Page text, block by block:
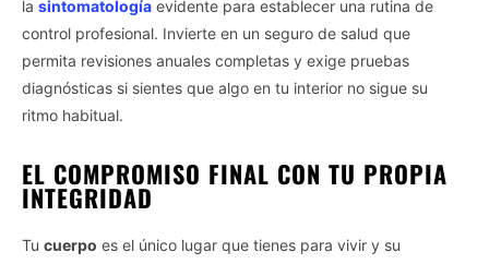
la sintomatología evidente para establecer una rutina de
control profesional. Invierte en un seguro de salud que
permita revisiones anuales completas y exige pruebas
diagnósticas si sientes que algo en tu interior no sigue su
ritmo habitual.
EL COMPROMISO FINAL CON TU PROPIA
INTEGRIDAD
Tu cuerpo es el único lugar que tienes para vivir y su